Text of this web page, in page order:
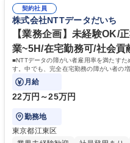
（年調等の年次業務など） 募集職種 【フルリモート/フルフレックス】給
与/社保の業務設計・標準化担当ポ
る設計にとどまらず、ご自身が現
を実行する機会もあり、実務と改
す。 学歴・資格 学歴：大学院 大学 高専 短大 専修学校 高校 語学力： 資
格：
契約社員
株式会社NTTデータだいち
【業務企画】未経験OK/
業~5H/在宅勤務可/社会貢
■NTTデータの障がい者雇用率を満たす
す。中でも、完全在宅勤務の障がい者の
っていただきます。
月給
22万円～25万円
勤務地
東京都江東区